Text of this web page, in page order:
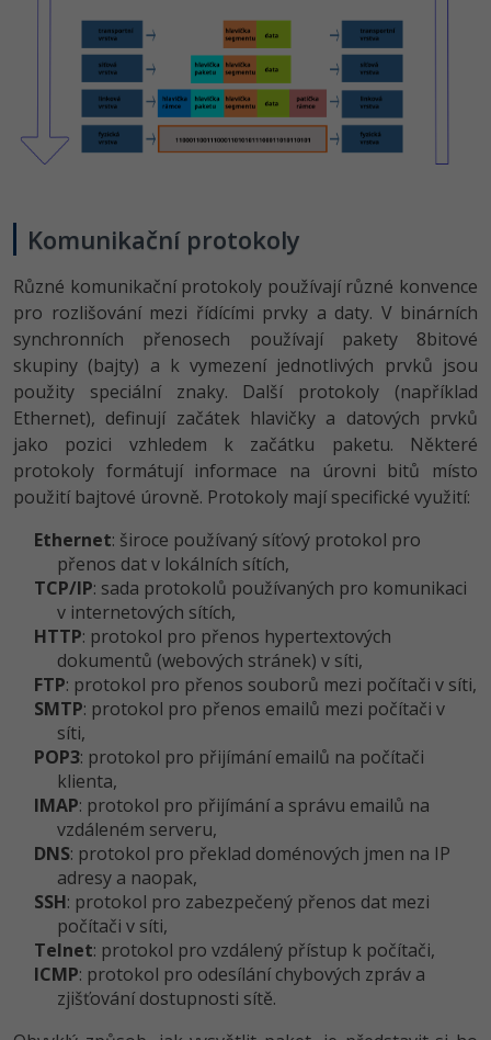
Video
Ostatní
Fórum
Komunikační protokoly
Různé komunikační protokoly používají různé konvence
pro rozlišování mezi řídícími prvky a daty. V binárních
synchronních přenosech používají pakety 8bitové
skupiny (bajty) a k vymezení jednotlivých prvků jsou
použity speciální znaky. Další protokoly (například
Ethernet), definují začátek hlavičky a datových prvků
jako pozici vzhledem k začátku paketu. Některé
protokoly formátují informace na úrovni bitů místo
použití bajtové úrovně. Protokoly mají specifické využití:
Ethernet: široce používaný síťový protokol pro
přenos dat v lokálních sítích,
TCP/IP: sada protokolů používaných pro komunikaci
v internetových sítích,
HTTP: protokol pro přenos hypertextových
dokumentů (webových stránek) v síti,
FTP: protokol pro přenos souborů mezi počítači v síti,
SMTP: protokol pro přenos emailů mezi počítači v
síti,
POP3: protokol pro přijímání emailů na počítači
klienta,
IMAP: protokol pro přijímání a správu emailů na
vzdáleném serveru,
DNS: protokol pro překlad doménových jmen na IP
adresy a naopak,
SSH: protokol pro zabezpečený přenos dat mezi
počítači v síti,
Telnet: protokol pro vzdálený přístup k počítači,
ICMP: protokol pro odesílání chybových zpráv a
zjišťování dostupnosti sítě.